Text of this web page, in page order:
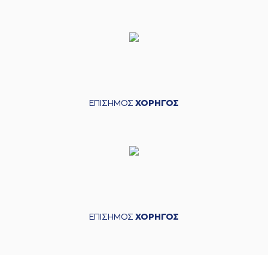
ΕΠΙΣΗΜΟΣ ΧΟΡΗΓΟΣ
ΕΠΙΣΗΜΟΣ ΧΟΡΗΓΟΣ